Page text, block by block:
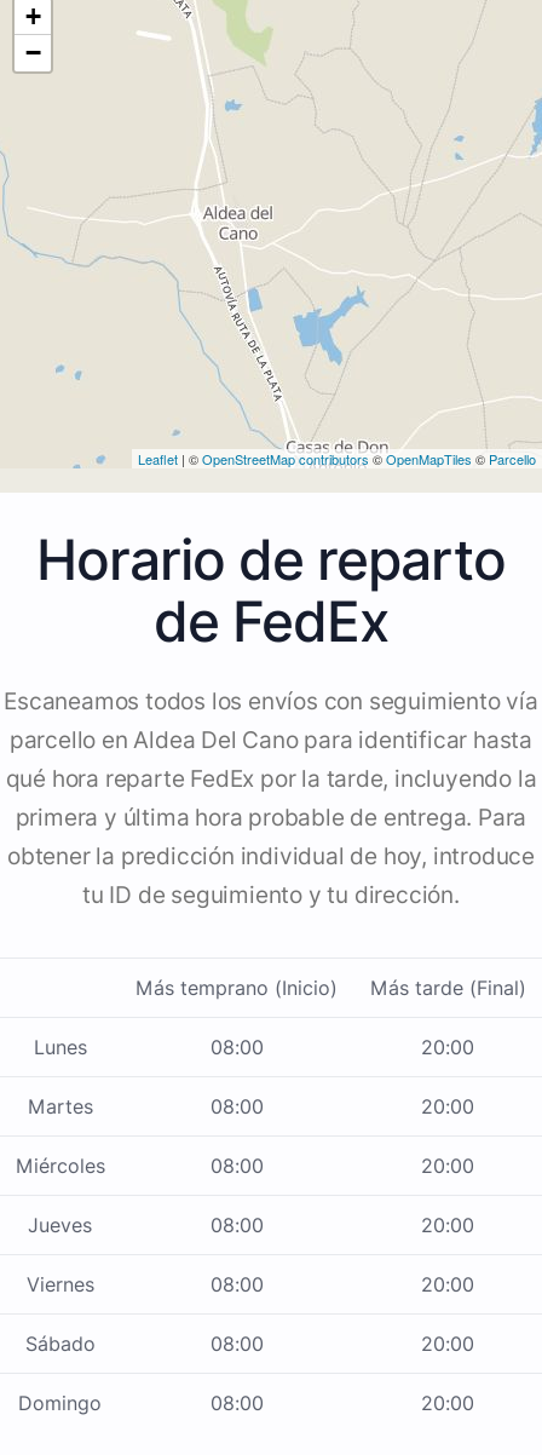
+
−
Leaflet | ©OpenStreetMap contributors©OpenMapTiles © Parcello
Horario de reparto
de FedEx
Escaneamos todos los envíos con seguimiento vía
parcello en Aldea Del Cano para identificar hasta
qué hora reparte FedEx por la tarde, incluyendo la
primera y última hora probable de entrega. Para
obtener la predicción individual de hoy, introduce
tu ID de seguimiento y tu dirección.
Más temprano (Inicio) Más tarde (Final)
Lunes 08:00 20:00
Martes 08:00 20:00
Miércoles 08:00 20:00
Jueves 08:00 20:00
Viernes 08:00 20:00
Sábado 08:00 20:00
Domingo 08:00 20:00